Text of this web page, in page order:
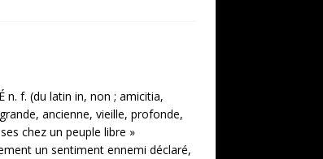
n. f. (du latin in, non ; amicitia,
ancienne, vieille, profonde,
chez un peuple libre »
un sentiment ennemi déclaré,